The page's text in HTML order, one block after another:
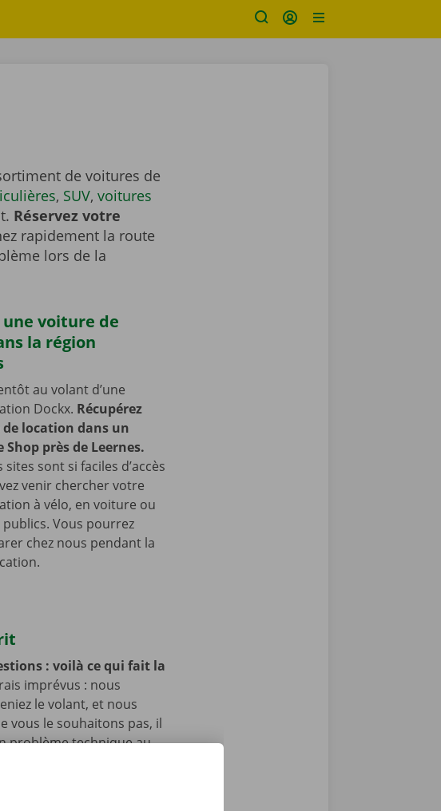
de voitures de
, SUV, voitures
Réservez votre
rapidement la route
lors de la
voiture de
la région
au volant d’une
Dockx. Récupérez
location dans un
Shop près de Leernes.
sont si faciles d’accès
venir chercher votre
à vélo, en voiture ou
Vous pourrez
chez nous pendant la
: voilà ce qui fait la
imprévus : nous
le volant, et nous
vous le souhaitons pas, il
problème technique au
toute l’Europe. Avec